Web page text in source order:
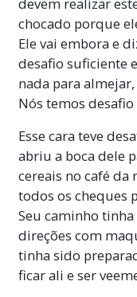
chocado porque
Ele vai embora e
desafio suficiente
nada para
Nós temos
Esse cara teve
abriu a boca dele
cereais no café da
todos os cheques
Seu caminho
direções com
tinha sido
ficar ali e ser